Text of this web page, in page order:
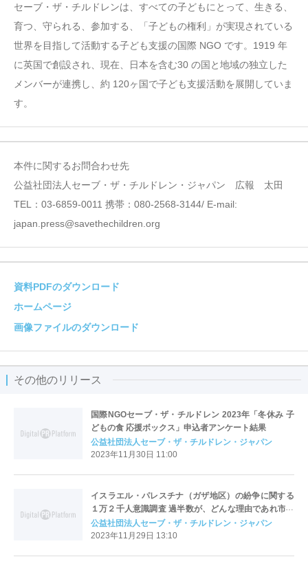
セーブ・ザ・チルドレンは、すべての子どもにとって、生きる、
育つ、守られる、参加する、「子どもの権利」が実現されている
世界を目指して活動する子ども支援の国際 NGO です。1919 年
に英国で創設され、現在、日本を含む30 の国と地域の独立した
メンバーが連携し、約 120ヶ国で子ども支援活動を展開していま
す。
本件に関するお問合わせ先
公益社団法人セーブ・ザ・チルドレン・ジャパン 広報 太田
TEL：03-6859-0011 携帯：080-2568-3144/ E-mail:
japan.press@savethechildren.org
資料PDFのダウンロード
ホームページ
画像ファイルのダウンロード
その他のリリース
国際NGOセーブ・ザ・チルドレン 2023年「冬休み 子
どもの食 応援ボックス」申込者アンケート結果
公益社団法人セーブ・ザ・チルドレン・ジャパン
2023年11月30日 11:00
イスラエル・パレスチナ（ガザ地区）の紛争に関する
１万２千人意識調査 過半数が、どんな理由であれ市民
を紛争に巻き込むことに反対 日本政府に対して「一刻
も早い停戦に向けた外交努力」を期待
公益社団法人セーブ・ザ・チルドレン・ジャパン
2023年11月29日 13:10